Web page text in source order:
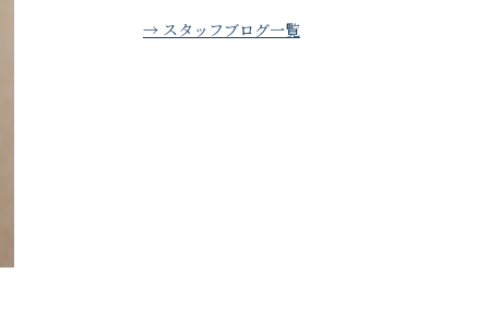
→ スタッフブログ一覧